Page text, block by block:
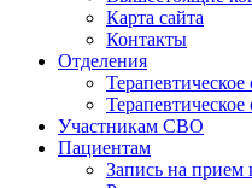
Карта сайта
Контакты
Отделения
Участникам СВО
Пациентам
Запись на прием